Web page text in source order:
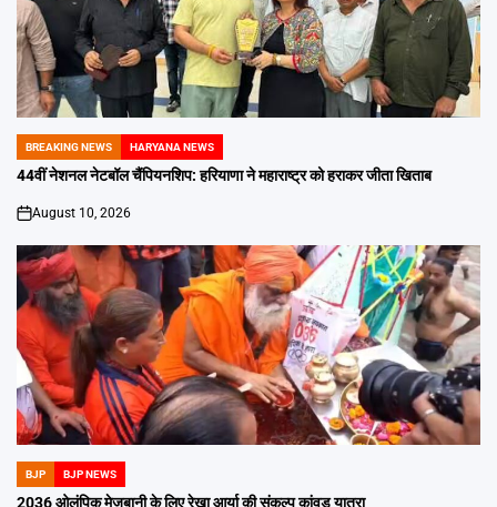
POSTED
IN
BREAKING NEWS HARYANA NEWS
44वीं नेशनल नेटबॉल चैंपियनशिप: हरियाणा ने महाराष्ट्र को हराकर जीता खिताब
on
August 10, 2026
POSTED
IN
BJP BJP NEWS
2036 ओलंपिक मेजबानी के लिए रेखा आर्या की संकल्प कांवड़ यात्रा